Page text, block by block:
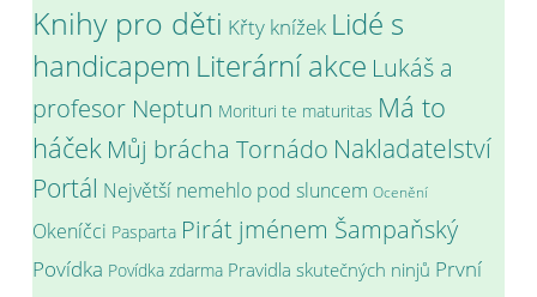
Knihy pro děti Křty knížek Lidé s
handicapem Literární akce Lukáš a
profesor Neptun Morituri te maturitas Má to
háček Můj brácha Tornádo Nakladatelství
Portál Největší nemehlo pod sluncem Ocenění
Okeníčci Pasparta Pirát jménem Šampaňský
Povídka Povídka zdarma Pravidla skutečných ninjů První